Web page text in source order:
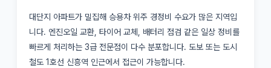
대단지 아파트가 밀집해 승용차 위주 경정비 수요가 많은 지역입
니다. 엔진오일 교환, 타이어 교체, 배터리 점검 같은 일상 정비를
빠르게 처리하는 3급 전문점이 다수 분포합니다. 도보 또는 도시
철도 1호선 신흥역 인근에서 접근이 가능합니다.